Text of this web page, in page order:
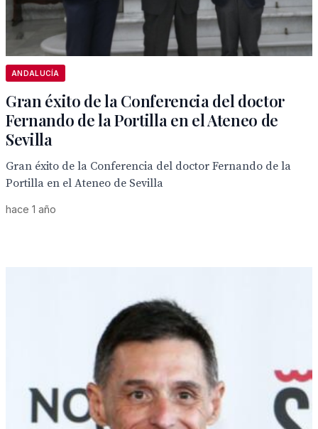
ANDALUCÍA
Gran éxito de la Conferencia del doctor
Fernando de la Portilla en el Ateneo de
Sevilla
Gran éxito de la Conferencia del doctor Fernando de la
Portilla en el Ateneo de Sevilla
hace 1 año